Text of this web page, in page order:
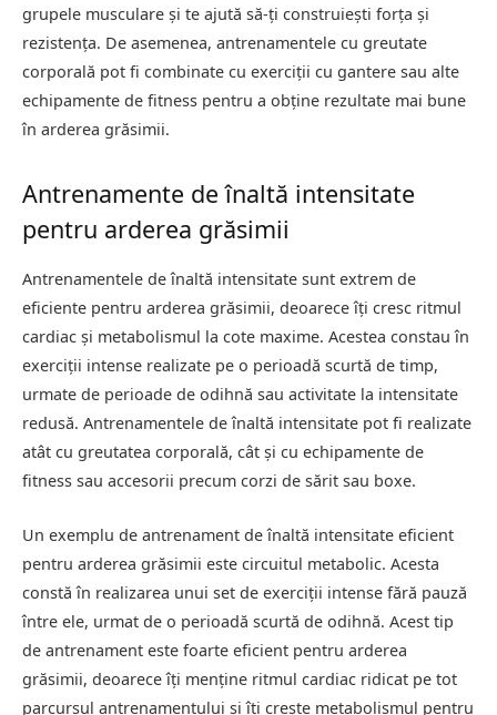
grupele musculare și te ajută să-ți construiești forța și
rezistența. De asemenea, antrenamentele cu greutate
corporală pot fi combinate cu exerciții cu gantere sau alte
echipamente de fitness pentru a obține rezultate mai bune
în arderea grăsimii.
Antrenamente de înaltă intensitate
pentru arderea grăsimii
Antrenamentele de înaltă intensitate sunt extrem de
eficiente pentru arderea grăsimii, deoarece îți cresc ritmul
cardiac și metabolismul la cote maxime. Acestea constau în
exerciții intense realizate pe o perioadă scurtă de timp,
urmate de perioade de odihnă sau activitate la intensitate
redusă. Antrenamentele de înaltă intensitate pot fi realizate
atât cu greutatea corporală, cât și cu echipamente de
fitness sau accesorii precum corzi de sărit sau boxe.
Un exemplu de antrenament de înaltă intensitate eficient
pentru arderea grăsimii este circuitul metabolic. Acesta
constă în realizarea unui set de exerciții intense fără pauză
între ele, urmat de o perioadă scurtă de odihnă. Acest tip
de antrenament este foarte eficient pentru arderea
grăsimii, deoarece îți menține ritmul cardiac ridicat pe tot
parcursul antrenamentului și îți crește metabolismul pentru